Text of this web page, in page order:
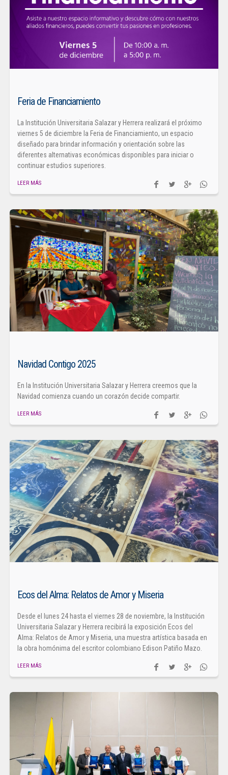
Feria de Financiamiento
La Institución Universitaria Salazar y Herrera realizará el próximo
viernes 5 de diciembre la Feria de Financiamiento, un espacio
diseñado para brindar información y orientación sobre las
diferentes alternativas económicas disponibles para iniciar o
continuar estudios superiores.
LEER MÁS
Navidad Contigo 2025
En la Institución Universitaria Salazar y Herrera creemos que la
Navidad comienza cuando un corazón decide compartir.
LEER MÁS
Ecos del Alma: Relatos de Amor y Miseria
Desde el lunes 24 hasta el viernes 28 de noviembre, la Institución
Universitaria Salazar y Herrera recibirá la exposición Ecos del
Alma: Relatos de Amor y Miseria, una muestra artística basada en
la obra homónima del escritor colombiano Edison Patiño Mazo.
LEER MÁS